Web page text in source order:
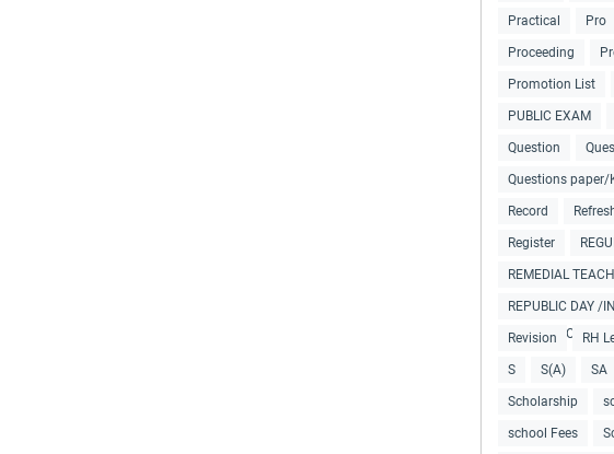
Practical Pro
Proceeding
Promotion List
PUBLIC EXAM
Question
Questions paper/
Record
Register
REMEDIAL
REPUBLIC DAY /
COLLECTIONS
Revision RH
S S(A) SA
Scholarship
school Fees